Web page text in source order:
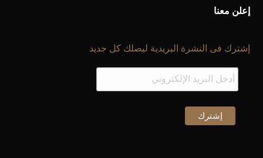
أحذية Mary Jane: ترف وأناقة للرجال
إعلن معنا
إشترك فى النشرة البريدية ليصلك كل جديد